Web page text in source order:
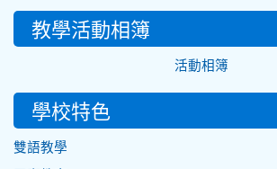
教學活動相簿
活動相簿
學校特色
雙語教學